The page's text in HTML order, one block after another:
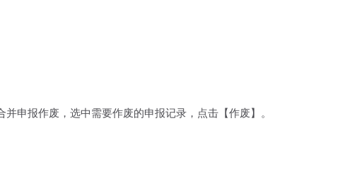
报作废，选中需要作废的申报记录，点击【作废】。